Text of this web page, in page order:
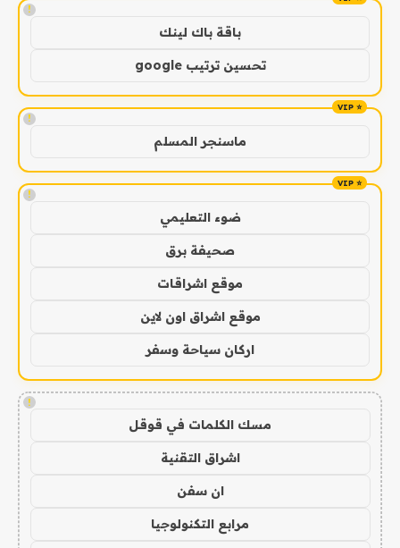
!
باقة باك لينك
تحسين ترتيب google
!
ماسنجر المسلم
!
ضوء التعليمي
صحيفة برق
موقع اشراقات
موقع اشراق اون لاين
اركان سياحة وسفر
!
مسك الكلمات في قوقل
اشراق التقنية
ان سفن
مرابع التكنولوجيا